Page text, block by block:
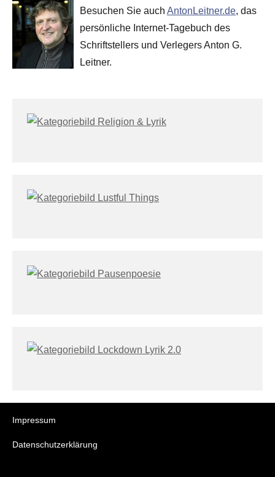
Besuchen Sie auch AntonLeitner.de, das
persönliche Internet-Tagebuch des
Schriftstellers und Verlegers Anton G.
Leitner.
Impressum
Datenschutzerklärung